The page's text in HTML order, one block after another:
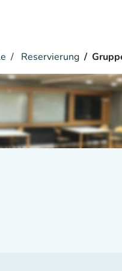
Reservierung